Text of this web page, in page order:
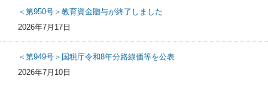
＜第950号＞教育資金贈与が終了しました
2026年7月17日
＜第949号＞国税庁令和8年分路線価等を公表
2026年7月10日